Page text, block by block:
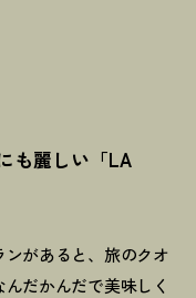
も麗しい「LA
があると、旅のクオ
だかんだで美味しく